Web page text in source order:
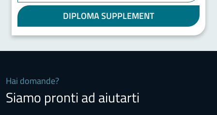
DIPLOMA SUPPLEMENT
Hai domande?
Siamo pronti ad aiutarti